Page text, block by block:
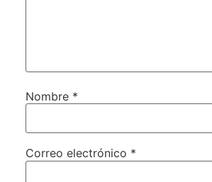
Nombre *
Correo electrónico *